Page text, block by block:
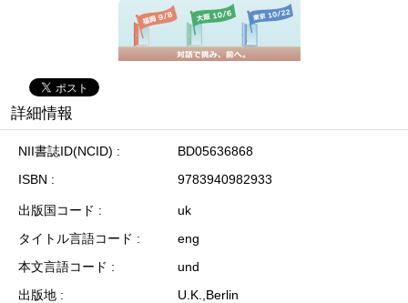
詳細情報
NII書誌ID(NCID)
BD05636868
ISBN
9783940982933
出版国コード
uk
タイトル言語コード
eng
本文言語コード
und
出版地
U.K.,Berlin